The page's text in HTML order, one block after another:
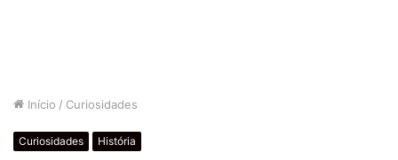
Início / Curiosidades
Curiosidades História